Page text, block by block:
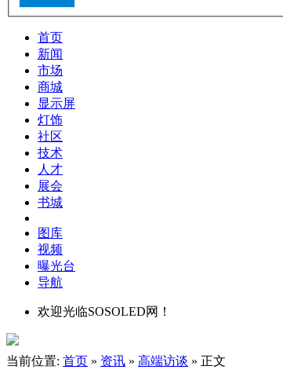
首页
新闻
市场
商城
显示屏
灯饰
社区
技术
人才
展会
书城
图库
视频
曝光台
导航
欢迎光临SOSOLED网！
当前位置: 首页 » 资讯 » 高端访谈 » 正文